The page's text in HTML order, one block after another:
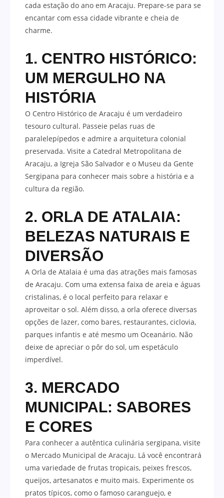
cada estação do ano em Aracaju. Prepare-se para se
encantar com essa cidade vibrante e cheia de
charme.
1. CENTRO HISTÓRICO:
UM MERGULHO NA
HISTÓRIA
O Centro Histórico de Aracaju é um verdadeiro
tesouro cultural. Passeie pelas ruas de
paralelepípedos e admire a arquitetura colonial
preservada. Visite a Catedral Metropolitana de
Aracaju, a Igreja São Salvador e o Museu da Gente
Sergipana para conhecer mais sobre a história e a
cultura da região.
2. ORLA DE ATALAIA:
BELEZAS NATURAIS E
DIVERSÃO
A Orla de Atalaia é uma das atrações mais famosas
de Aracaju. Com uma extensa faixa de areia e águas
cristalinas, é o local perfeito para relaxar e
aproveitar o sol. Além disso, a orla oferece diversas
opções de lazer, como bares, restaurantes, ciclovia,
parques infantis e até mesmo um Oceanário. Não
deixe de apreciar o pôr do sol, um espetáculo
imperdível.
3. MERCADO
MUNICIPAL: SABORES
E CORES
Para conhecer a autêntica culinária sergipana, visite
o Mercado Municipal de Aracaju. Lá você encontrará
uma variedade de frutas tropicais, peixes frescos,
queijos, artesanatos e muito mais. Experimente os
pratos típicos, como o famoso caranguejo, e